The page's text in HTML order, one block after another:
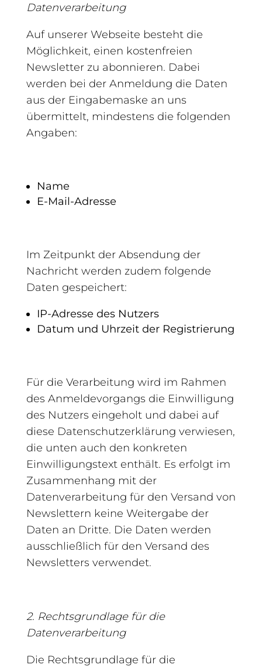
Datenverarbeitung
Auf unserer Webseite besteht die
Möglichkeit, einen kostenfreien
Newsletter zu abonnieren. Dabei
werden bei der Anmeldung die Daten
aus der Eingabemaske an uns
übermittelt, mindestens die folgenden
Angaben:
Name
E-Mail-Adresse
Im Zeitpunkt der Absendung der
Nachricht werden zudem folgende
Daten gespeichert:
IP-Adresse des Nutzers
Datum und Uhrzeit der Registrierung
Für die Verarbeitung wird im Rahmen
des Anmeldevorgangs die Einwilligung
des Nutzers eingeholt und dabei auf
diese Datenschutzerklärung verwiesen,
die unten auch den konkreten
Einwilligungstext enthält. Es erfolgt im
Zusammenhang mit der
Datenverarbeitung für den Versand von
Newslettern keine Weitergabe der
Daten an Dritte. Die Daten werden
ausschließlich für den Versand des
Newsletters verwendet.
2. Rechtsgrundlage für die
Datenverarbeitung
Die Rechtsgrundlage für die